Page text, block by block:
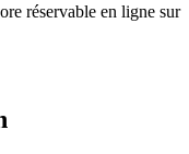
réservable en ligne sur